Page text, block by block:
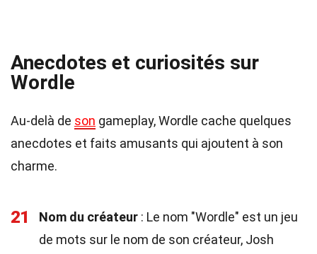
Anecdotes et curiosités sur
Wordle
Au-delà de son gameplay, Wordle cache quelques
anecdotes et faits amusants qui ajoutent à son
charme.
21 Nom du créateur : Le nom "Wordle" est un jeu
de mots sur le nom de son créateur, Josh